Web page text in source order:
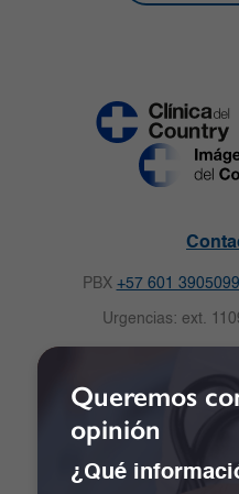
Queremos
opinión
¿Qué
PBX +57 601 3905099
Urgencias: ext.
Carrera 16 No.82-57.
Notificaciones